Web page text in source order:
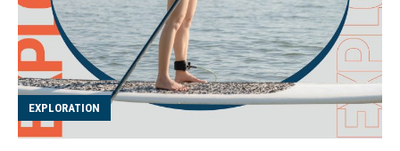
EXPLORATION